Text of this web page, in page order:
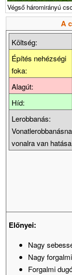
Végső háromirányú
A
Költség:
Építés nehézségi
foka:
Alagút:
Híd:
Lerobbanás:
vonalra van
Előnyei:
Nagy
Nagy
Forgalmi